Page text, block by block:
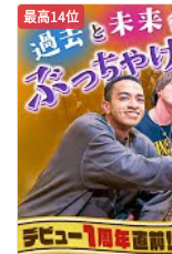
最高14位